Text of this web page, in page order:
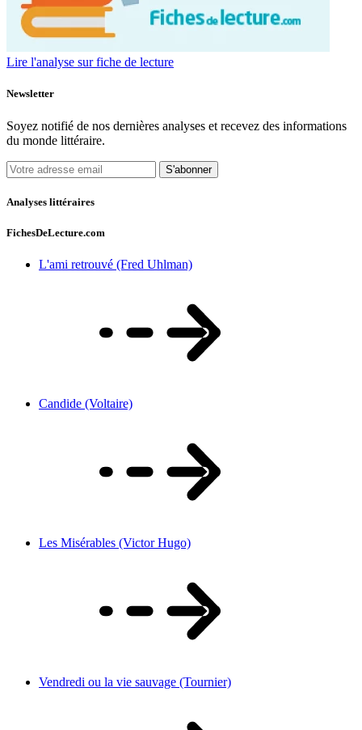
Lire l'analyse sur fiche de lecture
Newsletter
Soyez notifié de nos dernières analyses et recevez des informations
du monde littéraire.
S'abonner
Analyses littéraires
FichesDeLecture.com
L'ami retrouvé (Fred Uhlman)
Candide (Voltaire)
Les Misérables (Victor Hugo)
Vendredi ou la vie sauvage (Tournier)